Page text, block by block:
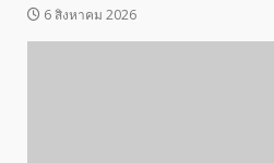
6 สิงหาคม 2026